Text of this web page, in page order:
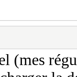
(mes